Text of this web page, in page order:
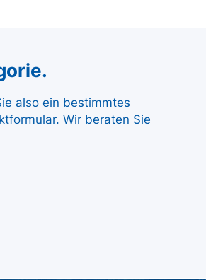
also ein bestimmtes
Wir beraten Sie